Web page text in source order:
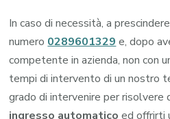
In caso di necessità, a
numero 0289601329 e, dopo
competente in azienda, non con
tempi di intervento di un nostro
grado di intervenire per risolvere
ingresso automatico ed offrirti